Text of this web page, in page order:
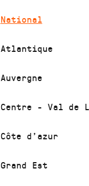
National
Atlantique
Auvergne
Centre - Val de
Côte d’azur
Grand Est